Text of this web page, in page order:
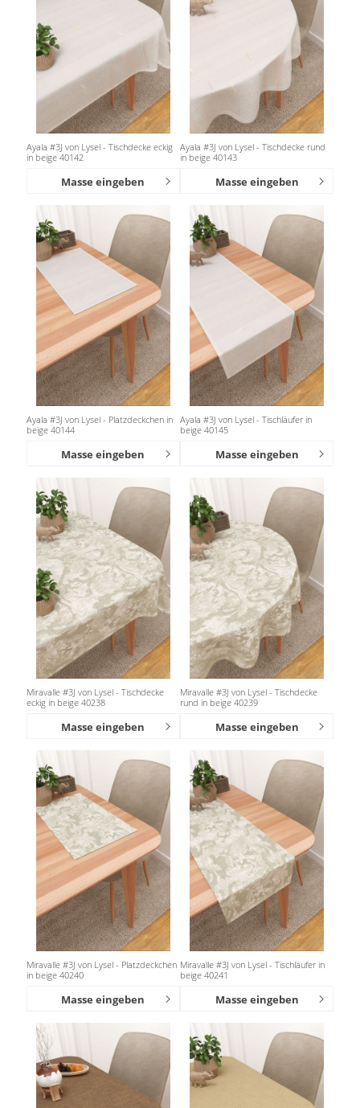
Ayala #3J von Lysel - Tischdecke eckig
in beige 40142
Masse eingeben
Ayala #3J von Lysel - Tischdecke rund
in beige 40143
Masse eingeben
Ayala #3J von Lysel - Platzdeckchen in
beige 40144
Masse eingeben
Ayala #3J von Lysel - Tischläufer in
beige 40145
Masse eingeben
Miravalle #3J von Lysel - Tischdecke
eckig in beige 40238
Masse eingeben
Miravalle #3J von Lysel - Tischdecke
rund in beige 40239
Masse eingeben
Miravalle #3J von Lysel - Platzdeckchen
in beige 40240
Masse eingeben
Miravalle #3J von Lysel - Tischläufer in
beige 40241
Masse eingeben